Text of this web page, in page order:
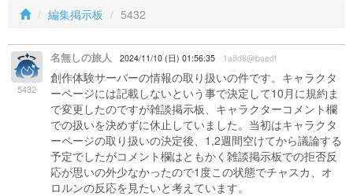
編集掲示板 5432
5432
名無しの旅人 2024/11/10 (日) 01:56:35 1a8d8@baedf
創作体験サーバーの情報の取り扱いの件です。キャラクタ
ーページには記載しないという事で決定して10月に規約ま
で変更したのですが雑談掲示板、キャラクターコメント欄
での扱いを決めずに休止していました。当初はキャラクタ
ーページの取り扱いの決定後、1,2週間空けてから議論する
予定でしたがコメント欄はともかく雑談掲示板での拒否反
応が思いの外少なかったので1度この状態でチャスカ、オ
ロルンの反応を見たいと考えています。